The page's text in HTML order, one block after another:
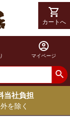
shopping_cart
カートへ
account_circle
マイページ
当社負担
を除く